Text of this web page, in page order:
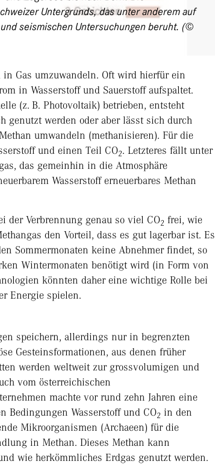
Untergrunds, das unter anderem auf
seismischen Untersuchungen beruht. (©
in Gas umzuwandeln. Oft wird hierfür ein
in Wasserstoff und Sauerstoff aufspaltet.
(z. B. Photovoltaik) betrieben, entsteht
genutzt werden oder aber lässt sich durch
umwandeln (methanisieren). Für die
und einen Teil CO2. Letzteres fällt unter
das gemeinhin in die Atmosphäre
Wasserstoff erneuerbares Methan
der Verbrennung genau so viel CO2 frei, wie
den Vorteil, dass es gut lagerbar ist. Es
Sommermonaten keine Abnehmer findet, so
Wintermonaten benötigt wird (in Form von
könnten daher eine wichtige Rolle bei
Energie spielen.
speichern, allerdings nur in begrenzten
Gesteinsformationen, aus denen früher
werden weltweit zur grossvolumigen und
vom österreichischen
machte vor rund zehn Jahren eine
Bedingungen Wasserstoff und CO2 in den
Mikroorganismen (Archaeen) für die
in Methan. Dieses Methan kann
wie herkömmliches Erdgas genutzt werden.